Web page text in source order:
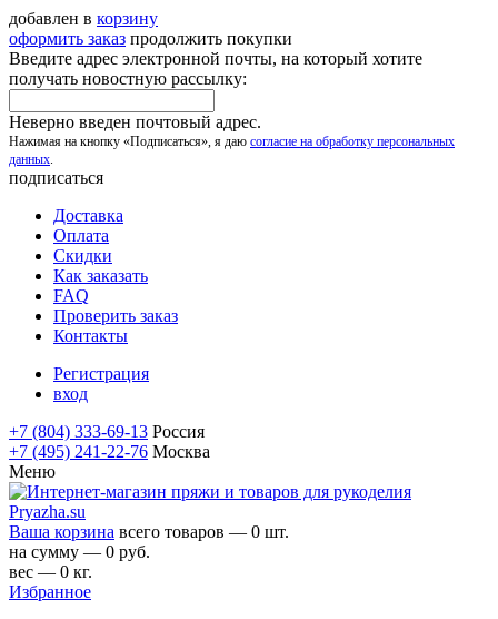
добавлен в корзину
оформить заказ продолжить покупки
Введите адрес электронной почты, на который хотите
получать новостную рассылку:
Неверно введен почтовый адрес.
Нажимая на кнопку «Подписаться», я даю согласие на обработку персональных
данных.
подписаться
Доставка
Оплата
Скидки
Как заказать
FAQ
Проверить заказ
Контакты
Регистрация
вход
+7 (804) 333-69-13 Россия
+7 (495) 241-22-76 Москва
Меню
Ваша корзина всего товаров — 0 шт.
на сумму — 0 руб.
вес — 0 кг.
Избранное